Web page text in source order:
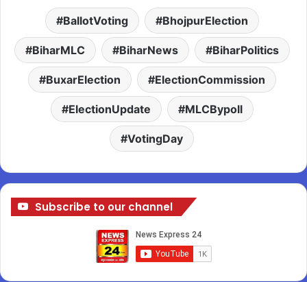
BallotVoting BhojpurElection
BiharMLC BiharNews BiharPolitics
BuxarElection ElectionCommission
ElectionUpdate MLCBypoll
VotingDay
Subscribe to our channel